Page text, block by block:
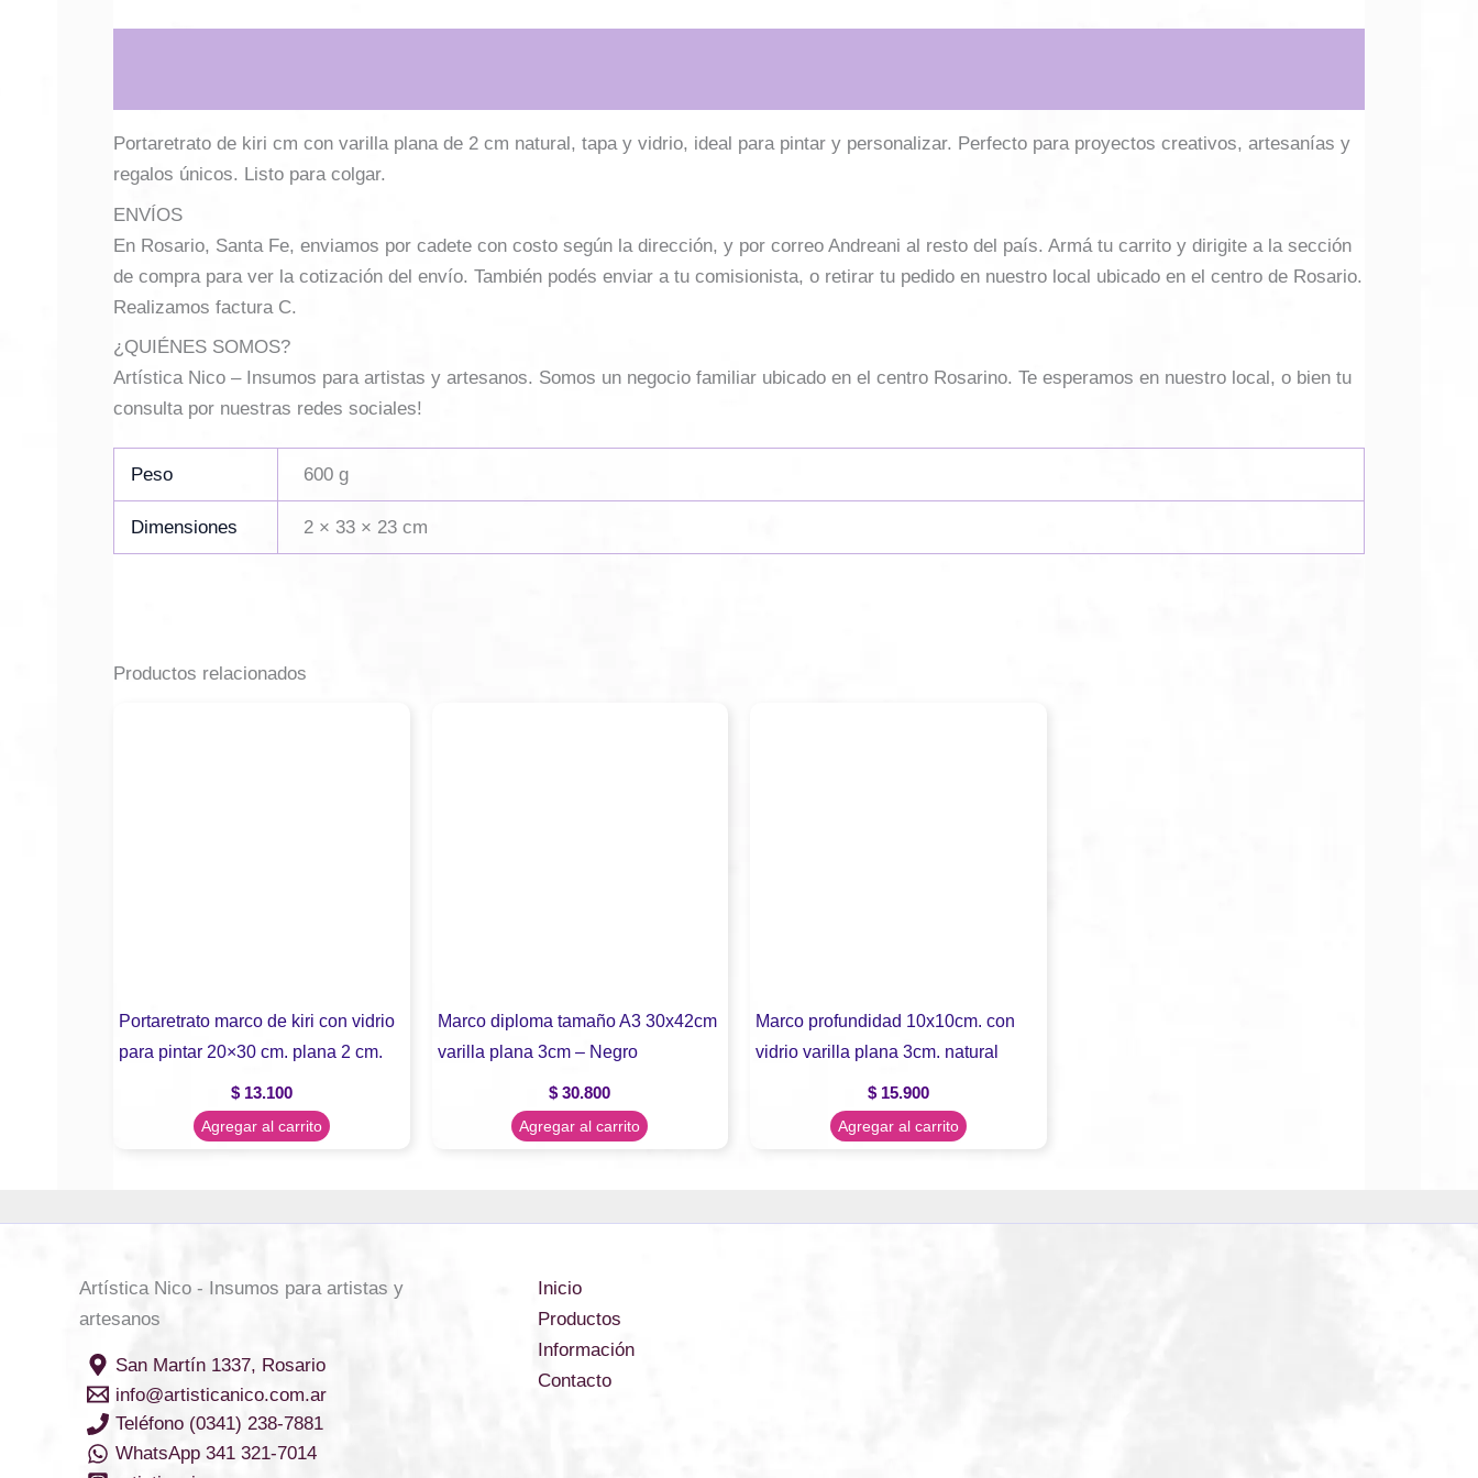
Portaretrato de kiri cm con varilla plana de 2 cm natural, tapa y vidrio, ideal para pintar y personalizar. Perfecto para proyectos creativos, artesanías y
regalos únicos. Listo para colgar.
ENVÍOS
En Rosario, Santa Fe, enviamos por cadete con costo según la dirección, y por correo Andreani al resto del país. Armá tu carrito y dirigite a la sección
de compra para ver la cotización del envío. También podés enviar a tu comisionista, o retirar tu pedido en nuestro local ubicado en el centro de Rosario.
Realizamos factura C.
¿QUIÉNES SOMOS?
Artística Nico – Insumos para artistas y artesanos. Somos un negocio familiar ubicado en el centro Rosarino. Te esperamos en nuestro local, o bien tu
consulta por nuestras redes sociales!
Peso 600 g
Dimensiones 2 × 33 × 23 cm
Productos relacionados
Portaretrato marco de kiri con vidrio
para pintar 20×30 cm. plana 2 cm.
$13.100
Agregar al carrito
Marco diploma tamaño A3 30x42cm
varilla plana 3cm – Negro
$ 30.800
Agregar al carrito
Marco profundidad 10x10cm. con
vidrio varilla plana 3cm. natural
$15.900
Agregar al carrito
Artística Nico - Insumos para artistas y
artesanos
San Martín 1337, Rosario
info@artisticanico.com.ar
Teléfono (0341) 238-7881
WhatsApp 341 321-7014
Inicio
Productos
Información
Contacto